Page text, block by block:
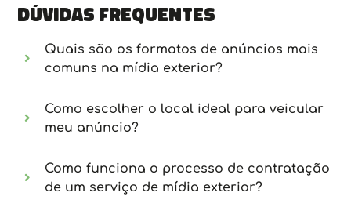
Dúvidas frequentes
Quais são os formatos de anúncios mais
comuns na mídia exterior?
Como escolher o local ideal para veicular
meu anúncio?
Como funciona o processo de contratação
de um serviço de mídia exterior?